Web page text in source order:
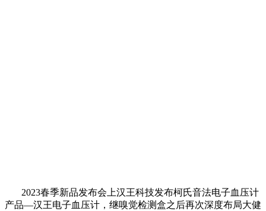
2023春季新品发布会上汉王科技发布柯氏音法电子血压计
产品—汉王电子血压计，继嗅觉检测盒之后再次深度布局大健